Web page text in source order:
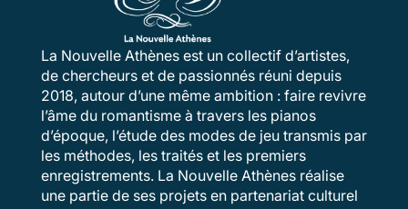
La Nouvelle Athènes est un collectif d’artistes,
de chercheurs et de passionnés réuni depuis
2018, autour d’une même ambition : faire revivre
l’âme du romantisme à travers les pianos
d’époque, l’étude des modes de jeu transmis par
les méthodes, les traités et les premiers
enregistrements. La Nouvelle Athènes réalise
une partie de ses projets en partenariat culturel